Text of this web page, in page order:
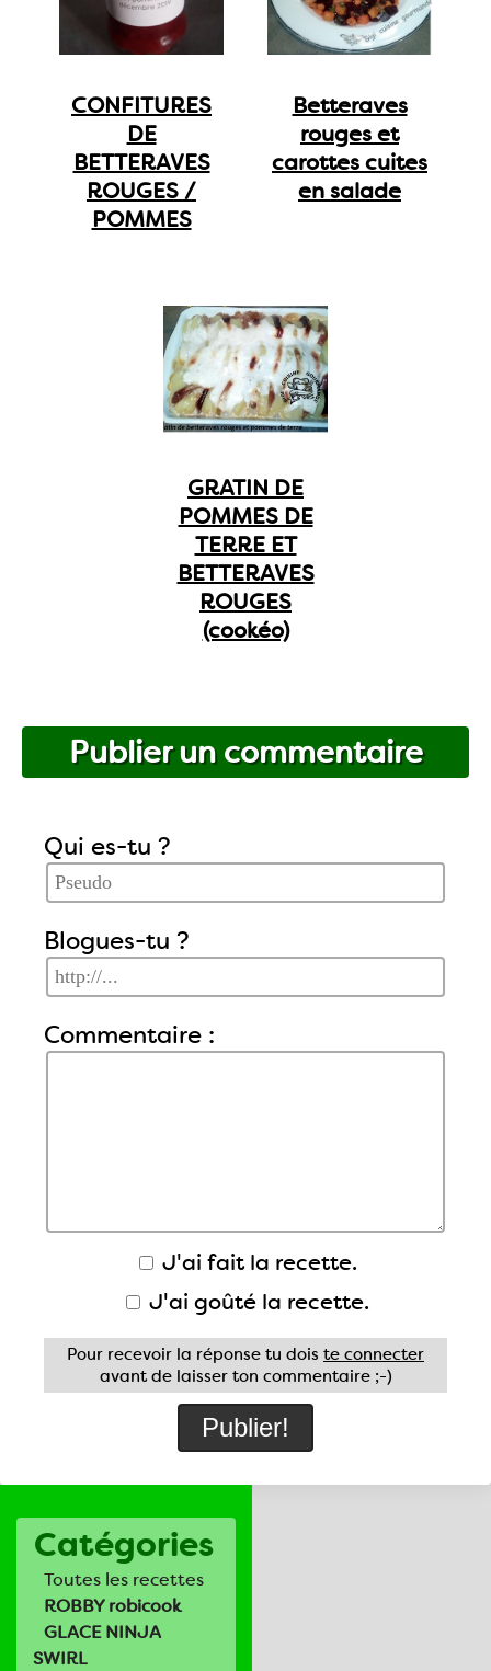
Catégories
Toutes les recettes
ROBBY robicook
GLACE NINJA
SWIRL
CONFITURES
DE
BETTERAVES
ROUGES /
POMMES
Betteraves
rouges et
carottes cuites
en salade
GRATIN DE
POMMES DE
TERRE ET
BETTERAVES
ROUGES
(cookéo)
Publier un commentaire
Qui es-tu ?
Blogues-tu ?
Commentaire :
J'ai fait la recette.
J'ai goûté la recette.
Pour recevoir la réponse tu dois te connecter
avant de laisser ton commentaire ;-)